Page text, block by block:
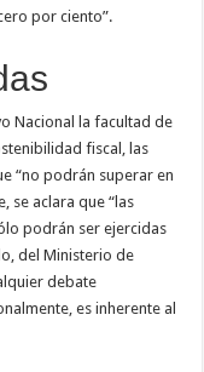
por ciento”.
Nacional la facultad de
fiscal, las
“no podrán superar en
se aclara que “las
podrán ser ejercidas
del Ministerio de
debate
es inherente al